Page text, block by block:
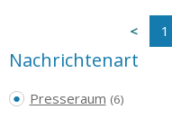
1
Nachrichtenart
Presseraum (6)